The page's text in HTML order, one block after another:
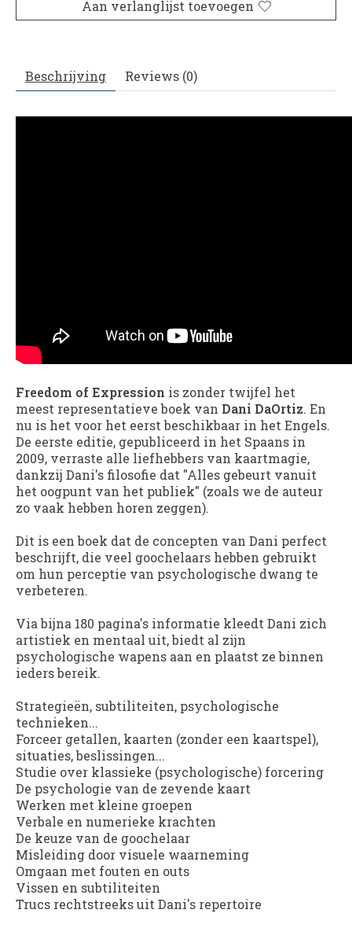
Aan verlanglijst toevoegen
Beschrijving Reviews (0)
Freedom of Expression is zonder twijfel het
meest representatieve boek van Dani DaOrtiz. En
nu is het voor het eerst beschikbaar in het Engels.
De eerste editie, gepubliceerd in het Spaans in
2009, verraste alle liefhebbers van kaartmagie,
dankzij Dani's filosofie dat "Alles gebeurt vanuit
het oogpunt van het publiek" (zoals we de auteur
zo vaak hebben horen zeggen).
Dit is een boek dat de concepten van Dani perfect
beschrijft, die veel goochelaars hebben gebruikt
om hun perceptie van psychologische dwang te
verbeteren.
Via bijna 180 pagina's informatie kleedt Dani zich
artistiek en mentaal uit, biedt al zijn
psychologische wapens aan en plaatst ze binnen
ieders bereik.
Strategieën, subtiliteiten, psychologische
technieken...
Forceer getallen, kaarten (zonder een kaartspel),
situaties, beslissingen...
Studie over klassieke (psychologische) forcering
De psychologie van de zevende kaart
Werken met kleine groepen
Verbale en numerieke krachten
De keuze van de goochelaar
Misleiding door visuele waarneming
Omgaan met fouten en outs
Vissen en subtiliteiten
Trucs rechtstreeks uit Dani's repertoire